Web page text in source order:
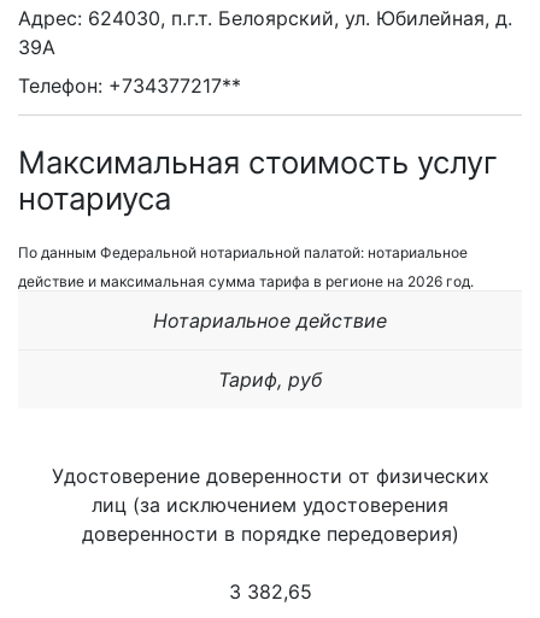
Адрес: 624030, п.г.т. Белоярский, ул. Юбилейная, д.
39А
Телефон: +734377217**
Максимальная стоимость услуг
нотариуса
По данным Федеральной нотариальной палатой: нотариальное
действие и максимальная сумма тарифа в регионе на 2026 год.
Нотариальное действие
Тариф, руб
Удостоверение доверенности от физических
лиц (за исключением удостоверения
доверенности в порядке передоверия)
3 382,65